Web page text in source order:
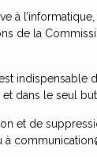
à
de la
dans le seul
et de